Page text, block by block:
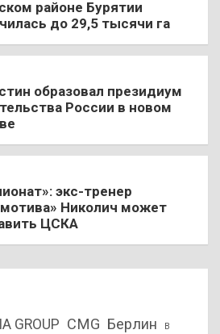
районе Бурятии
до 29,5 тысячи га
образовал президиум
России в новом
экс-тренер
Николич может
ЦСКА
GROUP CMG Берлин В